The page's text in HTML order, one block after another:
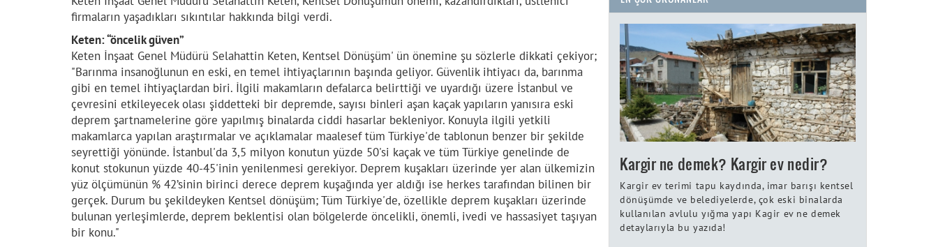
firmaların yaşadıkları sıkıntılar hakkında bilgi verdi.
Keten: “öncelik güven”
Keten İnşaat Genel Müdürü Selahattin Keten, Kentsel Dönüşüm' ün önemine şu sözlerle dikkati çekiyor;
"Barınma insanoğlunun en eski, en temel ihtiyaçlarının başında geliyor. Güvenlik ihtiyacı da, barınma
gibi en temel ihtiyaçlardan biri. İlgili makamların defalarca belirttiği ve uyardığı üzere İstanbul ve
çevresini etkileyecek olası şiddetteki bir depremde, sayısı binleri aşan kaçak yapıların yanısıra eski
deprem şartnamelerine göre yapılmış binalarda ciddi hasarlar bekleniyor. Konuyla ilgili yetkili
makamlarca yapılan araştırmalar ve açıklamalar maalesef tüm Türkiye'de tablonun benzer bir şekilde
seyrettiği yönünde. İstanbul'da 3,5 milyon konutun yüzde 50'si kaçak ve tüm Türkiye genelinde de
konut stokunun yüzde 40-45'inin yenilenmesi gerekiyor. Deprem kuşakları üzerinde yer alan ülkemizin
yüz ölçümünün % 42’sinin birinci derece deprem kuşağında yer aldığı ise herkes tarafından bilinen bir
gerçek. Durum bu şekildeyken Kentsel dönüşüm; Tüm Türkiye'de, özellikle deprem kuşakları üzerinde
bulunan yerleşimlerde, deprem beklentisi olan bölgelerde öncelikli, önemli, ivedi ve hassasiyet taşıyan
bir konu."
Kargir ne demek? Kargir ev nedir?
Kargir ev terimi tapu kaydında, imar barışı kentsel
dönüşümde ve belediyelerde, çok eski binalarda
kullanılan avlulu yığma yapı Kagir ev ne demek
detaylarıyla bu yazıda!